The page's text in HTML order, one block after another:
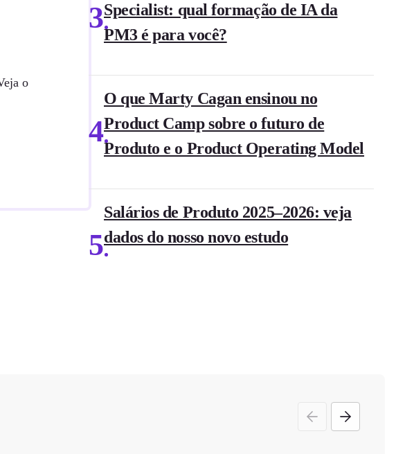
o
3Specialist: qual formação de IA da
PM3 é para você?
4
O que Marty Cagan ensinou no
Product Camp sobre o futuro de
Produto e o Product Operating Model
5
Salários de Produto 2025–2026: veja
dados do nosso novo estudo